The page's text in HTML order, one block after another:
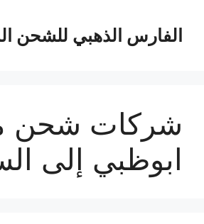
المحتوىالفارس الذهبي للشحن
شركات شحن
ابوظبي إلى